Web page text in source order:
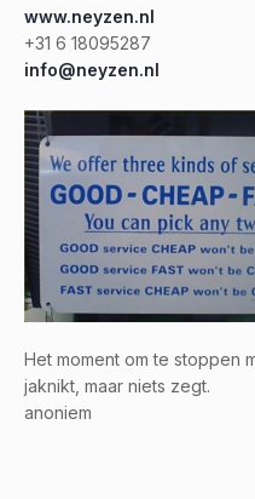
www.neyzen.nl
+31 6 18095287
info@neyzen.nl
Het moment om te stoppen
jaknikt, maar niets zegt.
anoniem